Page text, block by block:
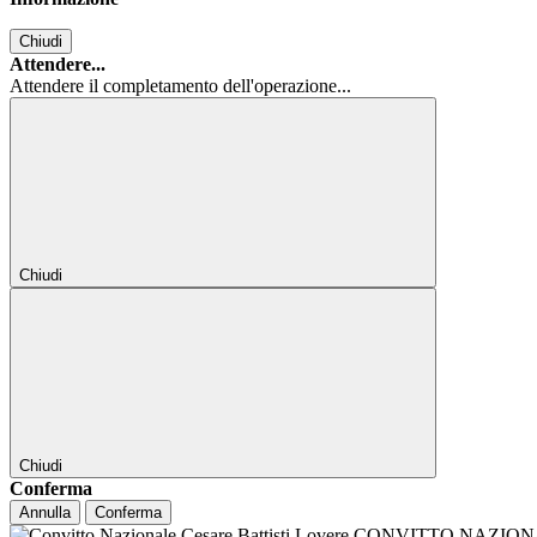
Chiudi
Attendere...
Attendere il completamento dell'operazione...
Chiudi
Chiudi
Conferma
Annulla Conferma